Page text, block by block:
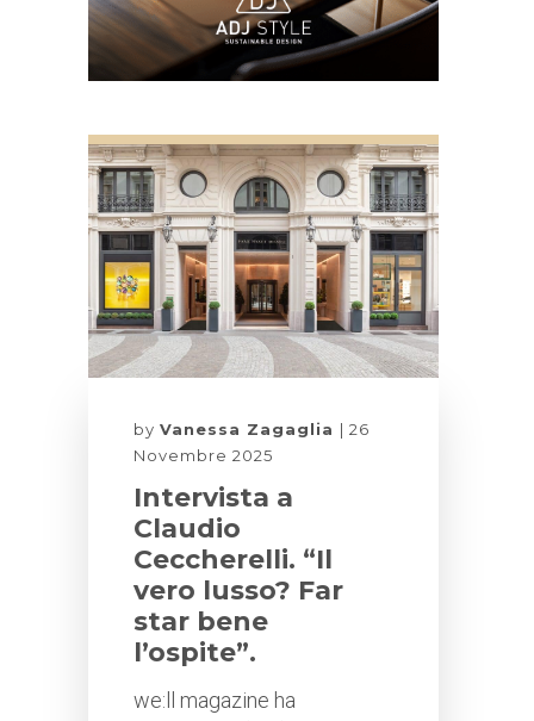
byVanessa Zagaglia
26
Novembre 2025
Intervista a
Claudio
Ceccherelli. “Il
vero lusso? Far
star bene
l’ospite”.
we:ll magazine ha